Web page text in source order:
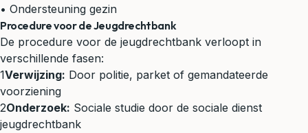
• Ondersteuning gezin
Procedure voor de Jeugdrechtbank
De procedure voor de jeugdrechtbank verloopt in
verschillende fasen:
1Verwijzing: Door politie, parket of gemandateerde
voorziening
2Onderzoek: Sociale studie door de sociale dienst
jeugdrechtbank